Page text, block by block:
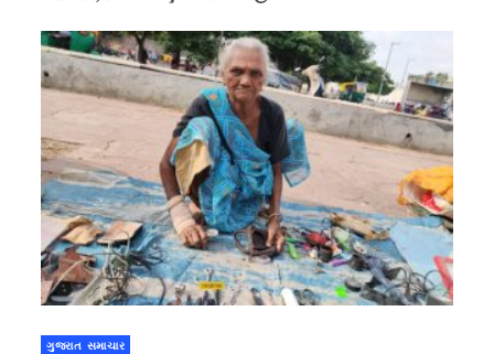
ગુજરાત સમાચાર